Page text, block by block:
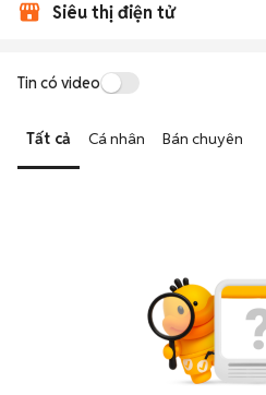
Siêu thị điện tử
Tin có video
Tất cả Cá nhân Bán chuyên